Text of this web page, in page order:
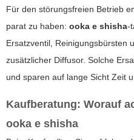
Für den störungsfreien Betrieb
parat zu haben: ooka e shisha-
Ersatzventil, Reinigungsbürsten
zusätzlicher Diffusor. Solche
und sparen auf lange Sicht Zeit
Kaufberatung: Worauf
ooka e shisha